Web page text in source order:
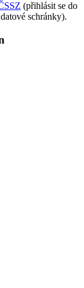
(přihlásit se do
schránky).